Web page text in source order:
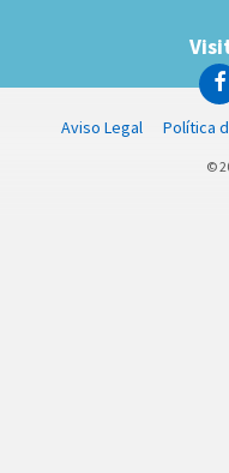
Aviso Legal Política
©